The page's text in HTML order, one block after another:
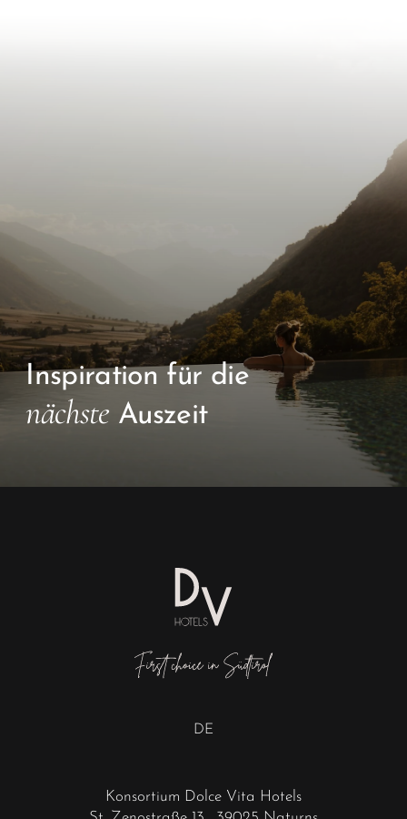
Inspiration für die
nächste Auszeit
Konsortium Dolce Vita Hotels
DE